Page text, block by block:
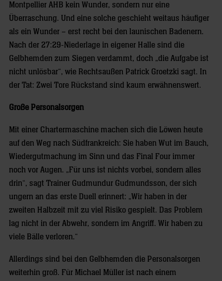
Montpellier AHB kein Wunder, sondern nur eine
Überraschung. Und eine solche geschieht weitaus häufiger
als ein Wunder – erst recht bei den launischen Badenern.
Nach der 27:29-Niederlage in eigener Halle sind die
Gelbhemden zum Siegen verdammt, doch „die Aufgabe ist
nicht unlösbar“, wie Rechtsaußen Patrick Groetzki sagt. In
der Tat: Zwei Tore Rückstand sind kaum erwähnenswert.
Große Personalsorgen
Mit einer Chartermaschine machen sich die Löwen heute
auf den Weg nach Südfrankreich: Sie haben Wut im Bauch,
Wiedergutmachung im Sinn und das Final Four immer
noch vor Augen. „Für uns ist nichts vorbei, sondern alles
drin“, sagt Trainer Gudmundur Gudmundsson, der sich
ungern an das erste Duell erinnert: „Wir haben in der
zweiten Halbzeit mit zu viel Risiko gespielt. Das Problem
lag nicht in der Abwehr, sondern im Angriff. Wir haben zu
viele Bälle verloren.“
Allerdings sind bei den Gelbhemden die Personalsorgen
weiterhin groß. Für Michael Müller ist nach einem